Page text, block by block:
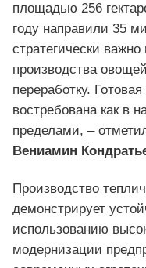
площадью 256
году направили 35
стратегически
производства
переработку.
востребована как в
пределами, –
Вениамин
Производство
демонстрирует
использованию
модернизации